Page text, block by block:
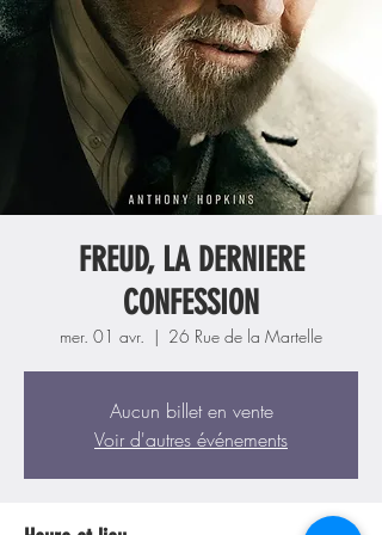
FREUD, LA DERNIERE
CONFESSION
mer. 01 avr.
  |
26 Rue de la Martelle
Aucun billet en vente
Voir d'autres événements